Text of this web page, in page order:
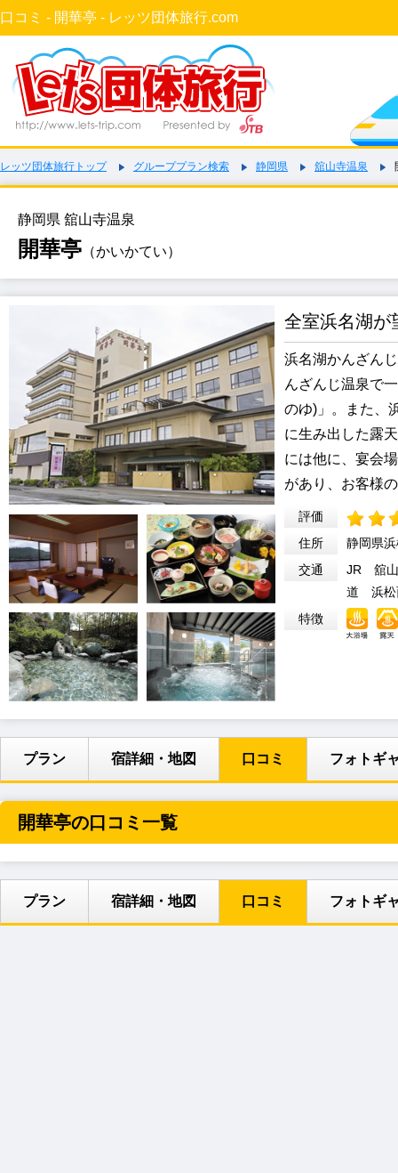
口コミ - 開華亭 - レッツ団体旅行.com
レッツ団体旅行トップ グループプラン検索 静岡県 舘山寺温泉
静岡県 舘山寺温泉
開華亭 （かいかてい）
全室浜名湖が
浜名湖かんざん
んざんじ温泉で
のゆ)」。また、
に生み出した露
には他に、宴会
があり、お客様
評価
住所
静岡県
交通
JR 舘山
道 浜松
特徴
プラン 宿詳細・地図 口コミ フォトギ
開華亭の口コミ一覧
プラン 宿詳細・地図 口コミ フォトギ